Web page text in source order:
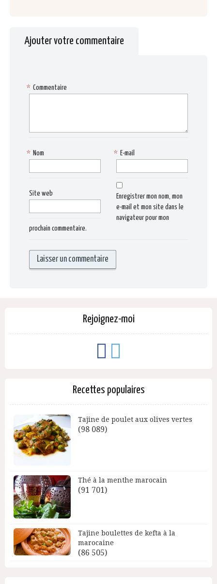
Ajouter votre commentaire
Commentaire
*
Nom
* E-mail
*
Site web
Enregistrer mon nom, mon
e-mail et mon site dans le
navigateur pour mon
prochain commentaire.
Rejoignez-moi
Recettes populaires
Tajine de poulet aux olives vertes
(98 089)
Thé à la menthe marocain
(91 701)
Tajine boulettes de kefta à la
marocaine
(86 505)